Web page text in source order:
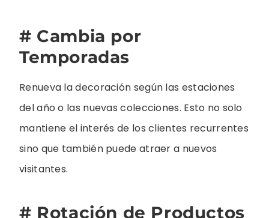
# Cambia por
Temporadas
Renueva la decoración según las estaciones
del año o las nuevas colecciones. Esto no solo
mantiene el interés de los clientes recurrentes
sino que también puede atraer a nuevos
visitantes.
# Rotación de Productos